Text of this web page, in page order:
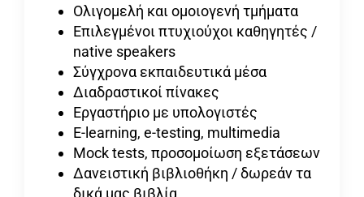
Ολιγομελή και ομοιογενή τμήματα
Επιλεγμένοι πτυχιούχοι καθηγητές /
native speakers
Σύγχρονα εκπαιδευτικά μέσα
Διαδραστικοί πίνακες
Εργαστήριο με υπολογιστές
E-learning, e-testing, multimedia
Mock tests, προσομοίωση εξετάσεων
Δανειστική βιβλιοθήκη / δωρεάν τα
δικά μας βιβλία